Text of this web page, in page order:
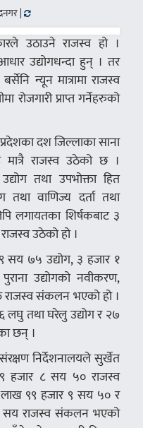
|
उठाउने राजस्व हो ।
उद्योगधन्दा हुन् । तर
न्यून मात्रामा राजस्व
रोजगारी प्राप्त गर्नेहरुको
दश जिल्लाका साना
मात्रै राजस्व उठेको छ ।
तथा उपभोक्ता हित
तथा वाणिज्य दर्ता तथा
लगायतका शिर्षकबाट ३
उठेको हो ।
सय ७५ उद्योग, ३ हजार १
उद्योगको नवीकरण,
राजस्व संकलन भएको हो ।
लघु तथा घरेलु उद्योग र २७
छन् ।
निर्देशनालयले सुर्खेत
हजार ८ सय ५० राजस्व
९९ हजार ९ सय ५० र
सय राजस्व संकलन भएको